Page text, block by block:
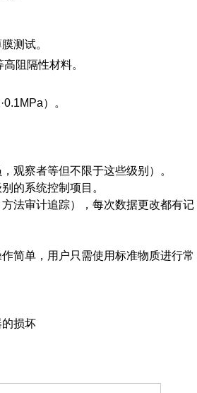
测试。
阻隔性材料。
）。
观察者等但不限于这些级别）。
的系统控制项目。
法审计追踪），每次数据更改都有记
简单，用户只需使用标准物质进行常
损坏